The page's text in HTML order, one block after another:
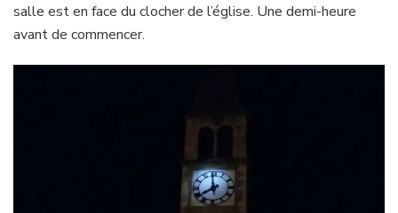
salle est en face du clocher de l’église. Une demi-heure
avant de commencer.